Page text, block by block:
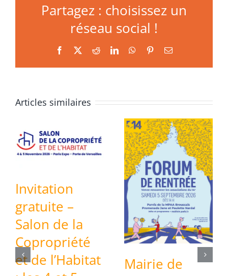
Partagez : choisissez un
réseau social !
Facebook RedditLinkedInWhatsApp
PinterestEmail
Articles similaires
Invitation
gratuite –
Salon de la
Copropriété
et de l’Habitat
Mairie de